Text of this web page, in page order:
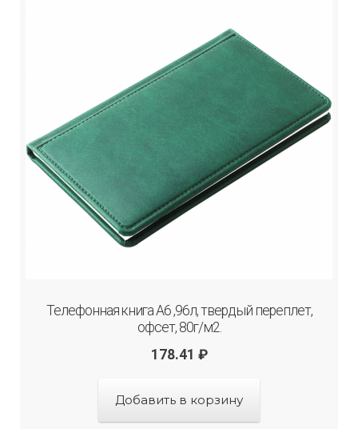
Телефонная книга А6 ,96л, твердый переплет,
офсет, 80г/м2.
178.41 ₽
Добавить в корзину